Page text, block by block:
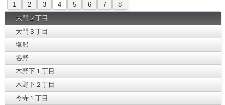
1 2 3 4 5 6 7
8
大門２丁目
大門３丁目
塩船
谷野
木野下１丁目
木野下２丁目
今寺１丁目